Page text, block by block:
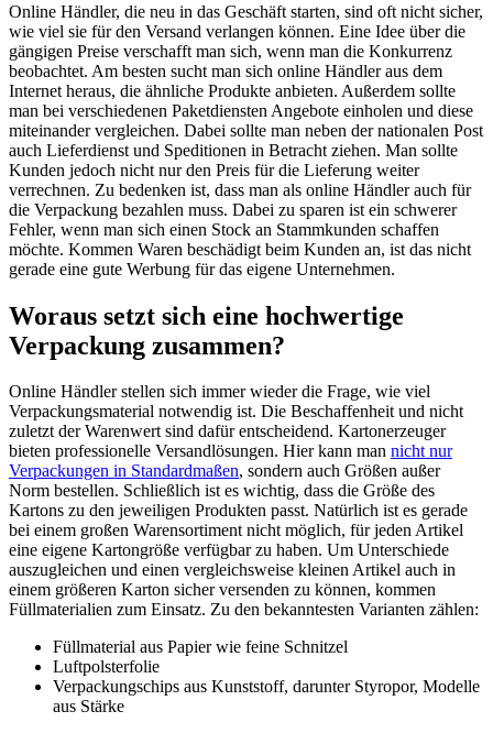
Online Händler, die neu in das Geschäft starten, sind oft nicht sicher,
wie viel sie für den Versand verlangen können. Eine Idee über die
gängigen Preise verschafft man sich, wenn man die Konkurrenz
beobachtet. Am besten sucht man sich online Händler aus dem
Internet heraus, die ähnliche Produkte anbieten. Außerdem sollte
man bei verschiedenen Paketdiensten Angebote einholen und diese
miteinander vergleichen. Dabei sollte man neben der nationalen Post
auch Lieferdienst und Speditionen in Betracht ziehen. Man sollte
Kunden jedoch nicht nur den Preis für die Lieferung weiter
verrechnen. Zu bedenken ist, dass man als online Händler auch für
die Verpackung bezahlen muss. Dabei zu sparen ist ein schwerer
Fehler, wenn man sich einen Stock an Stammkunden schaffen
möchte. Kommen Waren beschädigt beim Kunden an, ist das nicht
gerade eine gute Werbung für das eigene Unternehmen.
Woraus setzt sich eine hochwertige
Verpackung zusammen?
Online Händler stellen sich immer wieder die Frage, wie viel
Verpackungsmaterial notwendig ist. Die Beschaffenheit und nicht
zuletzt der Warenwert sind dafür entscheidend. Kartonerzeuger
bieten professionelle Versandlösungen. Hier kann man nicht nur
Verpackungen in Standardmaßen, sondern auch Größen außer
Norm bestellen. Schließlich ist es wichtig, dass die Größe des
Kartons zu den jeweiligen Produkten passt. Natürlich ist es gerade
bei einem großen Warensortiment nicht möglich, für jeden Artikel
eine eigene Kartongröße verfügbar zu haben. Um Unterschiede
auszugleichen und einen vergleichsweise kleinen Artikel auch in
einem größeren Karton sicher versenden zu können, kommen
Füllmaterialien zum Einsatz. Zu den bekanntesten Varianten zählen:
Füllmaterial aus Papier wie feine Schnitzel
Luftpolsterfolie
Verpackungschips aus Kunststoff, darunter Styropor, Modelle
aus Stärke